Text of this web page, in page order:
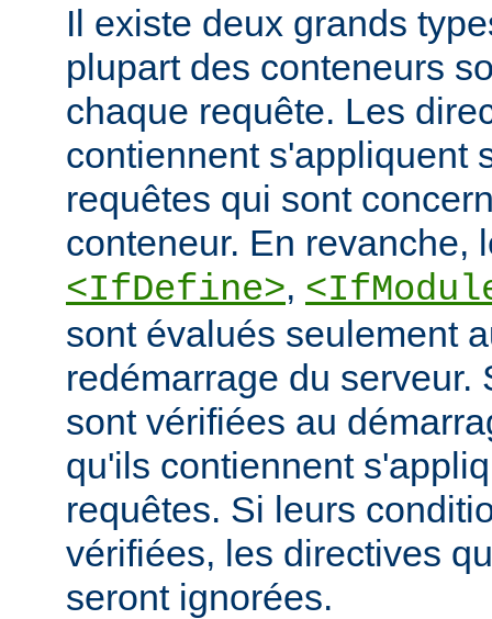
Il existe deux grands
plupart des conteneurs
chaque requête. Les
contiennent s'appliquent
requêtes qui sont
conteneur. En revanche,
<IfDefine>,
sont évalués seulement
redémarrage du serveur.
sont vérifiées au
qu'ils contiennent
requêtes. Si leurs
vérifiées, les directives
seront ignorées.